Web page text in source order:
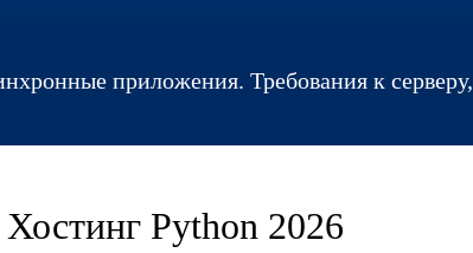
приложения. Требования к серверу,
Python 2026